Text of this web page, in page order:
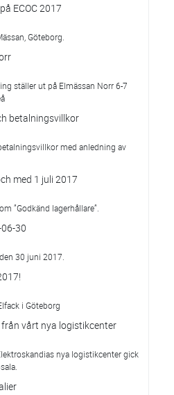
ECOC 2017
Göteborg.
ställer ut på Elmässan Norr 6-7
betalningsvillkor
med anledning av
med 1 juli 2017
”Godkänd lagerhållare”.
30
30 juni 2017.
i Göteborg
vårt nya logistikcenter
nya logistikcenter gick